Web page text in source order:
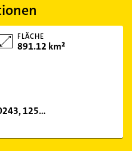
FLÄCHE
891.12 km²
10247, 12489, 13156, 10243, 12557, 12163, 10825, 13357, 12305, 12207, 10315, 13055, 12621, 12524, 10405, 12351, 10557, 13587, 14089, 10781, 12359, 14195, 12487, 10115, 13158, 12587, 13089, 10318, 10317, 10319, 12435, 10367, 12627, 13057, 12689, 13127, 10707, 14165, 10709, 12685, 13585, 12555, 130